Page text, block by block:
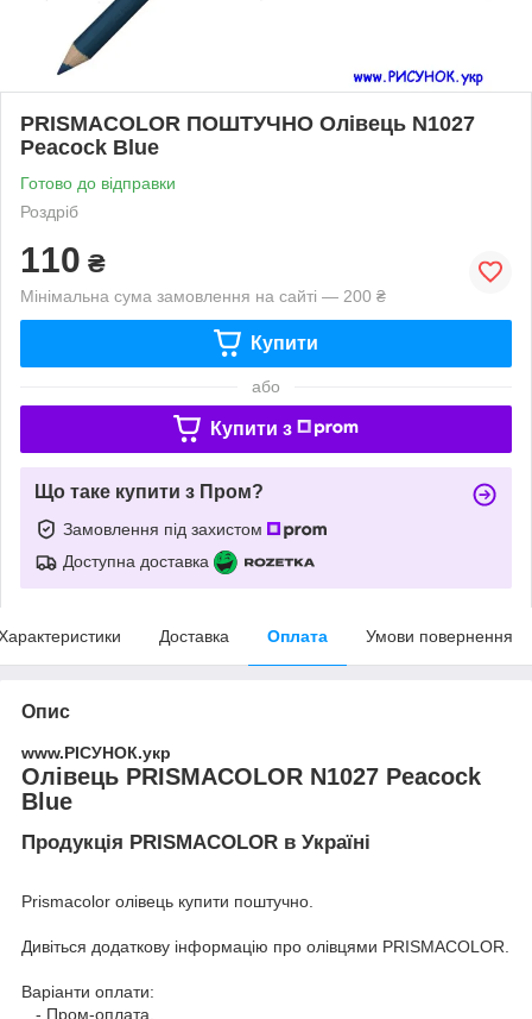
PRISMACOLOR ПОШТУЧНО Олівець N1027
Peacock Blue
Готово до відправки
Роздріб
110 ₴
Мінімальна сума замовлення на сайті — 200 ₴
Купити
або
Купити з
Що таке купити з Пром?
Замовлення під захистом
Доступна доставка
Доставка Оплата Умови повернення
Опис
www.РІСУНОК.укр
Олівець PRISMACOLOR N1027 Peacock
Blue
Продукція PRISMACOLOR в Україні
Prismacolor олівець купити поштучно.
Дивіться додаткову інформацію про олівцями PRISMACOLOR.
Варіанти оплати:
- Пром-оплата,